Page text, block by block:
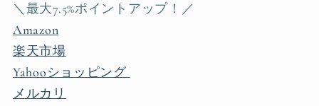
＼最大7.5%ポイントアップ！／
Amazon
楽天市場
Yahooショッピング
メルカリ